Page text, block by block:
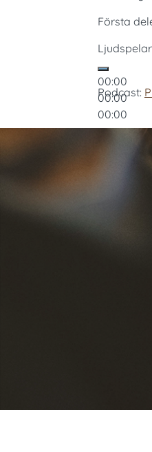
Första
00:00
00:00
00:00
Använd
Podcast: